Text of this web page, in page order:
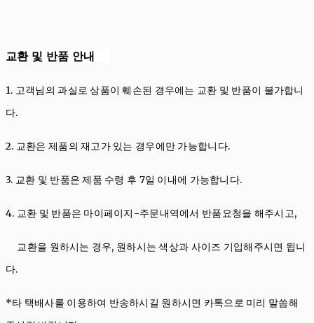
교환 및 반품 안내
1. 고객님의 과실로 상품이 훼손된 경우에는 교환 및 반품이 불가합니
다.
2. 교환은 제품의 재고가 있는 경우에만 가능합니다.
3. 교환 및 반품은 제품 수령 후 7일 이내에 가능합니다.
4. 교환 및 반품은 마이페이지-주문내역에서 반품요청을 해주시고,
교환을 원하시는 경우, 원하시는 색상과 사이즈 기입해주시면 됩니
다.
*타 택배사를 이용하여 반송하시길 원하시면 카톡으로 미리 말씀해